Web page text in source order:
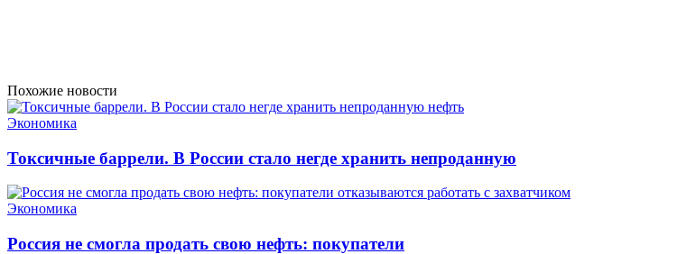
Похожие новости
Экономика
Токсичные баррели. В России стало негде хранить непроданную
Экономика
Россия не смогла продать свою нефть: покупатели